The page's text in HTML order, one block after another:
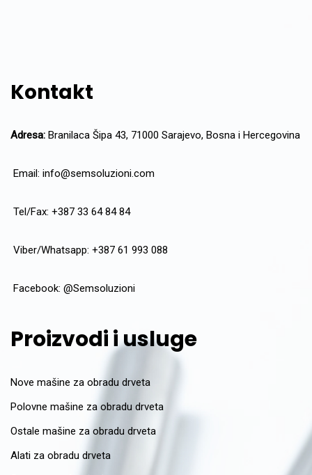
Kontakt
Adresa: Branilaca Šipa 43, 71000 Sarajevo, Bosna i Hercegovina
Email: info@semsoluzioni.com
Tel/Fax: +387 33 64 84 84
Viber/Whatsapp: +387 61 993 088
Facebook: @Semsoluzioni
Proizvodi i usluge
Nove mašine za obradu drveta
Polovne mašine za obradu drveta
Ostale mašine za obradu drveta
Alati za obradu drveta